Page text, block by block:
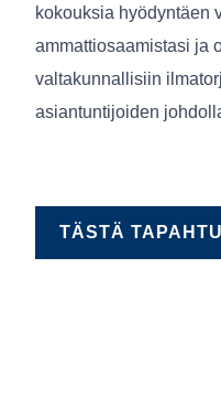
kokouksia hyödyntäen
ammattiosaamistasi ja
valtakunnallisiin
asiantuntijoiden
TÄSTÄ